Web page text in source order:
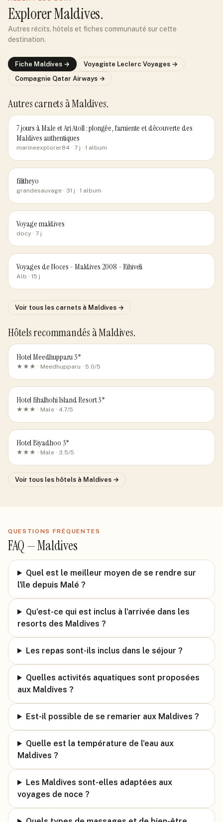
ExplorerMaldives.
Autres récits, hôtels et fiches communauté sur cette
destination.
Fiche Maldives → Voyagiste Leclerc Voyages →
Compagnie Qatar Airways →
Autres carnets à Maldives.
7 jours à Male et Ari Atoll : plongée, farniente et découverte des
Maldives authentiques
marineexplorer84 · 7 j · 1 album
filitheyo
grandesauvage · 31 j · 1 album
Voyage maldives
docy · 7 j
Voyages de Noces - Maldives 2008 - Rihiveli
Alb · 15 j
Voir tous les carnets à Maldives →
Hôtels recommandés à Maldives.
Hotel Meedhupparu 3*
★★★ · Meedhupparu · 5.0/5
Hotel fihalhohi Island Resort 3*
★★★ · Male · 4.7/5
Hotel Biyadhoo 3*
★★★ · Male · 3.5/5
Voir tous les hôtels à Maldives →
QUESTIONS FRÉQUENTES
FAQ —Maldives
Quel est le meilleur moyen de se rendre sur
l'île depuis Malé ?
Qu'est-ce qui est inclus à l'arrivée dans les
resorts des Maldives ?
Les repas sont-ils inclus dans le séjour ?
Quelles activités aquatiques sont proposées
aux Maldives ?
Est-il possible de se remarier aux Maldives ?
Quelle est la température de l'eau aux
Maldives ?
Les Maldives sont-elles adaptées aux
voyages de noce ?